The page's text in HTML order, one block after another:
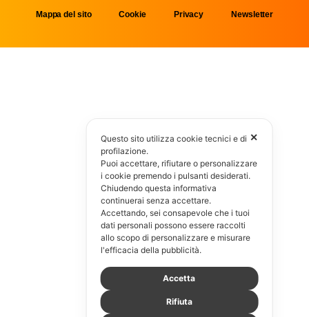
Mappa del sito Cookie Privacy Newsletter
✕
Questo sito utilizza cookie tecnici e di
profilazione.
Puoi accettare, rifiutare o personalizzare
i cookie premendo i pulsanti desiderati.
Chiudendo questa informativa
continuerai senza accettare.
Accettando, sei consapevole che i tuoi
dati personali possono essere raccolti
allo scopo di personalizzare e misurare
l'efficacia della pubblicità.
Accetta
Rifiuta